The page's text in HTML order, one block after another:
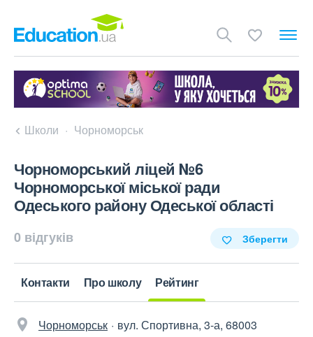
Школи Чорноморськ
Чорноморський ліцей №6
Чорноморської міської ради
Одеського району Одеської області
0 відгуків Зберегти
Контакти Про школу Рейтинг
Чорноморськ
вул. Спортивна, 3-а, 68003